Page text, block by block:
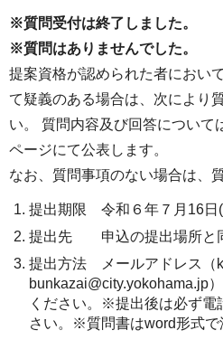
※質問受付は終了しました。
※質問はありませんでした。
提案資格が認められた者におい
て疑義のある場合は、次により
い。 質問内容及び回答について
ページにて公表します。
なお、質問事項のない場合は、
提出期限 令和６年７月16日(
提出先 申込の提出場所と
提出方法 メールアドレス（
bunkazai@city.yokohama.jp
ください。※提出後は必ず電
さい。※質問書はword形式で